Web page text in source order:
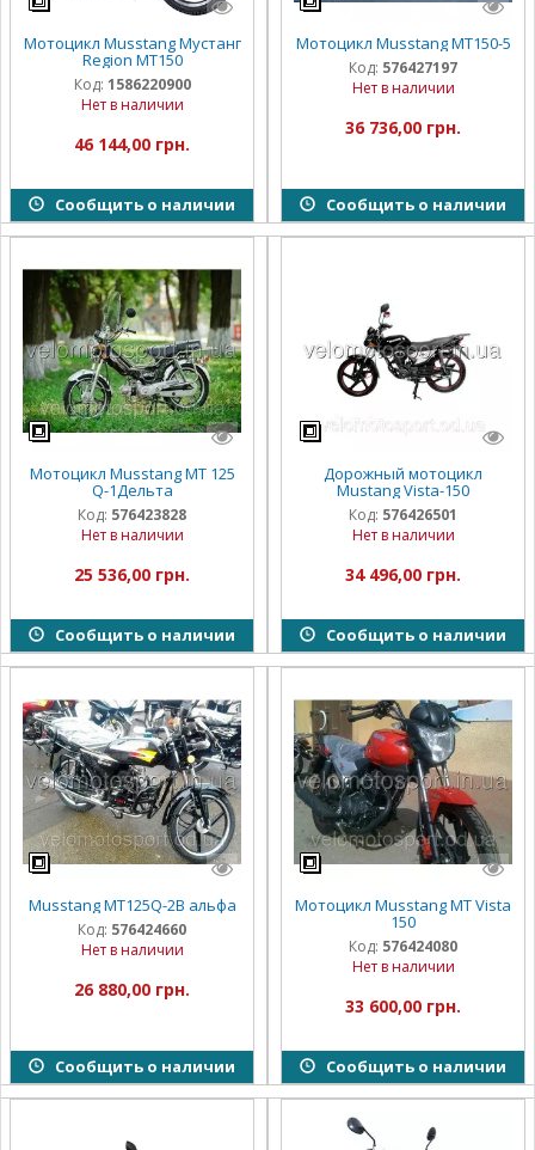
Мотоцикл Musstang Мустанг
Region MT150
Код: 1586220900
Нет в наличии
46 144,00 грн.
Сообщить о наличии
Мотоцикл Musstang MT150-5
Код: 576427197
Нет в наличии
36 736,00 грн.
Сообщить о наличии
Мотоцикл Musstang MT 125
Q-1Дельта
Код: 576423828
Нет в наличии
25 536,00 грн.
Сообщить о наличии
Дорожный мотоцикл
Mustang Vista-150
Код: 576426501
Нет в наличии
34 496,00 грн.
Сообщить о наличии
Musstang MT125Q-2B альфа
Код: 576424660
Нет в наличии
26 880,00 грн.
Сообщить о наличии
Мотоцикл Musstang MT Vista
150
Код: 576424080
Нет в наличии
33 600,00 грн.
Сообщить о наличии